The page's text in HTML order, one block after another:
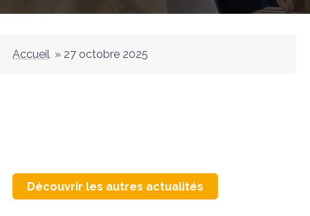
Accueil » 27 octobre 2025
Découvrir les autres actualités